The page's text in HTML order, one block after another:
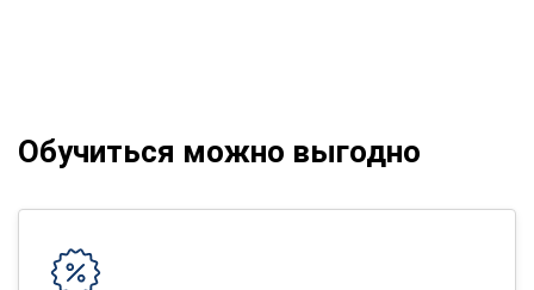
Обучиться можно выгодно